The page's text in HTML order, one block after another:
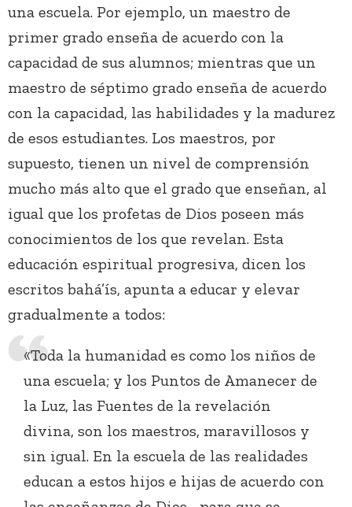
una escuela. Por ejemplo, un maestro de
primer grado enseña de acuerdo con la
capacidad de sus alumnos; mientras que un
maestro de séptimo grado enseña de acuerdo
con la capacidad, las habilidades y la madurez
de esos estudiantes. Los maestros, por
supuesto, tienen un nivel de comprensión
mucho más alto que el grado que enseñan, al
igual que los profetas de Dios poseen más
conocimientos de los que revelan. Esta
educación espiritual progresiva, dicen los
escritos bahá’ís, apunta a educar y elevar
gradualmente a todos:
«Toda la humanidad es como los niños de
una escuela; y los Puntos de Amanecer de
la Luz, las Fuentes de la revelación
divina, son los maestros, maravillosos y
sin igual. En la escuela de las realidades
educan a estos hijos e hijas de acuerdo con